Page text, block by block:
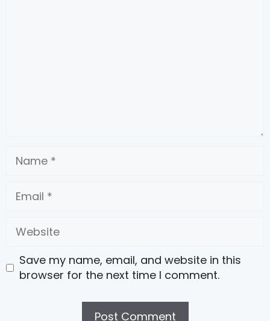
Name
Email
Website
Save my name, email, and website in this
browser for the next time I comment.